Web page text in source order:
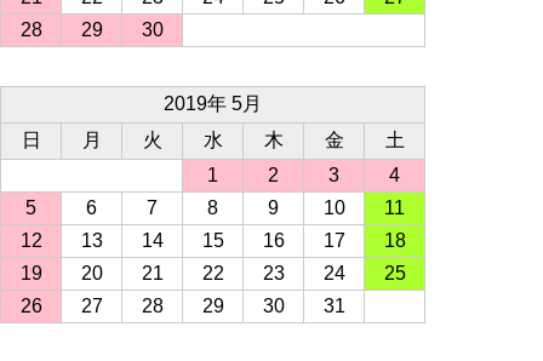
28
29 30
2019年 5月
日
月 火 水 木 金
土
1
2 3
4
5
6 7 8 9 10
11
12
13 14 15 16 17
18
19
20 21 22 23 24
25
26
27 28 29 30 31